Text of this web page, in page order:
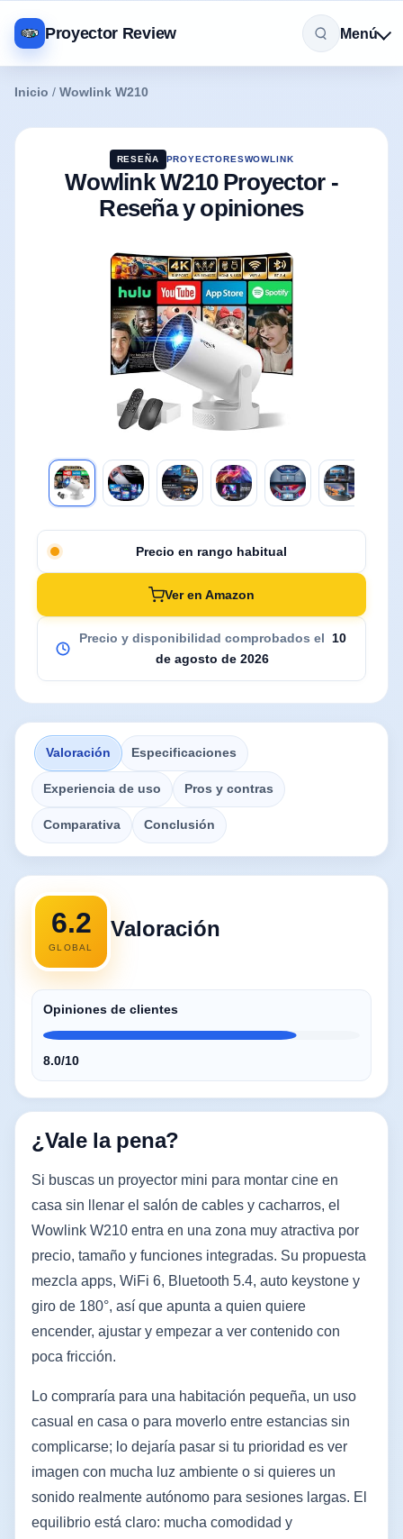
Proyector Review Menú
Inicio / Wowlink W210
RESEÑA PROYECTORESWOWLINK
Wowlink W210 Proyector -
Reseña y opiniones
Precio en rango habitual
Ver en Amazon
Precio y disponibilidad comprobados el
10
de agosto de 2026
Valoración Especificaciones
Experiencia de uso Pros y contras
Comparativa Conclusión
6.2
GLOBAL
Valoración
Opiniones de clientes
8.0/10
¿Vale la pena?
Si buscas un proyector mini para montar cine en
casa sin llenar el salón de cables y cacharros, el
Wowlink W210 entra en una zona muy atractiva por
precio, tamaño y funciones integradas. Su propuesta
mezcla apps, WiFi 6, Bluetooth 5.4, auto keystone y
giro de 180°, así que apunta a quien quiere
encender, ajustar y empezar a ver contenido con
poca fricción.
Lo compraría para una habitación pequeña, un uso
casual en casa o para moverlo entre estancias sin
complicarse; lo dejaría pasar si tu prioridad es ver
imagen con mucha luz ambiente o si quieres un
sonido realmente autónomo para sesiones largas. El
equilibrio está claro: mucha comodidad y